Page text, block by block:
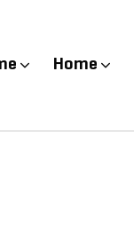
Home